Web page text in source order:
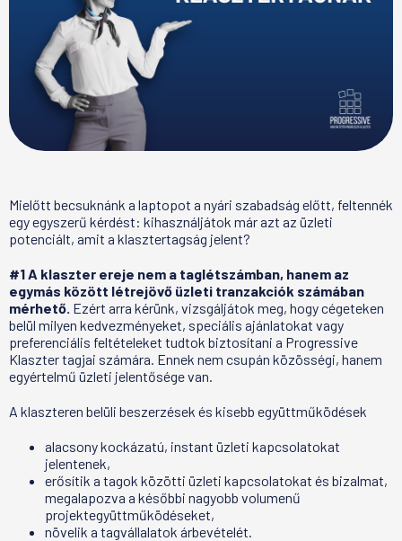
Mielőtt becsuknánk a laptopot a nyári szabadság előtt, feltennék
egy egyszerű kérdést: kihasználjátok már azt az üzleti
potenciált, amit a klasztertagság jelent?
#1 A klaszter ereje nem a taglétszámban, hanem az
egymás között létrejövő üzleti tranzakciók számában
mérhető. Ezért arra kérünk, vizsgáljátok meg, hogy cégeteken
belül milyen kedvezményeket, speciális ajánlatokat vagy
preferenciális feltételeket tudtok biztosítani a Progressive
Klaszter tagjai számára. Ennek nem csupán közösségi, hanem
egyértelmű üzleti jelentősége van.
A klaszteren belüli beszerzések és kisebb együttműködések
alacsony kockázatú, instant üzleti kapcsolatokat
jelentenek,
erősítik a tagok közötti üzleti kapcsolatokat és bizalmat,
megalapozva a későbbi nagyobb volumenű
projektegyüttműködéseket,
növelik a tagvállalatok árbevételét.